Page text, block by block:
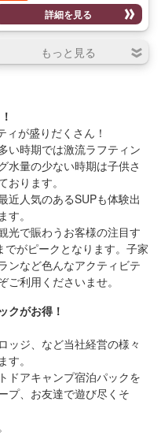
しみいただけること間違いなし
す♪ 【開催期間】 4月～11月迄
詳細を見る
が盛りだくさん！
い時期では激流ラフティン
水量の少ない時期は子供さ
ります。
近人気のあるSUPも体験出
。
光で賑わうお客様の注目す
がピークとなります。子家
ンなど色んなアクティビテ
利用くださいませ。
クがお得！
ッジ、など当社経営の様々
。
ドアキャンプ宿泊パックを
プ、お友達で遊び尽くそ